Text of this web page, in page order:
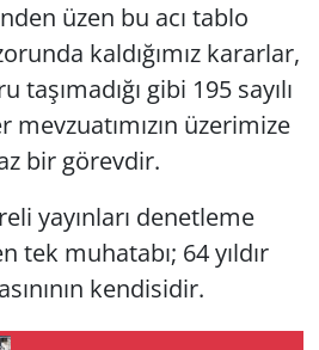
üzen bu acı tablo
kaldığımız kararlar,
gibi 195 sayılı
mevzuatımızın üzerimize
bir görevdir.
yayınları denetleme
tek muhatabı; 64 yıldır
kendisidir.